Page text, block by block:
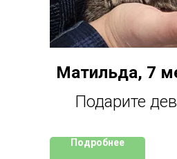
Матильда, 7
Подарите
Подробнее